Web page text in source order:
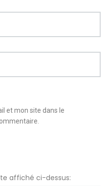
et mon site dans le
affiché ci-dessus: